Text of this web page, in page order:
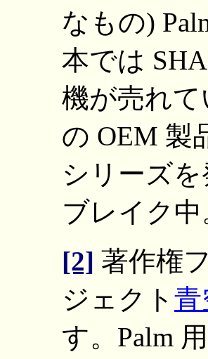
なもの)
本では
機が売れ
の OEM 製
シリーズ
ブレイク中
[2] 著作権
ジェクト 青
す。Palm